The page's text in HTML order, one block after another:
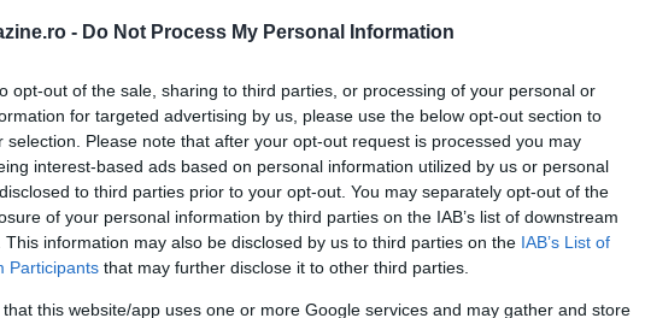
- Do Not Process My Personal Information
opt-out of the sale, sharing to third parties, or processing of your personal or
for targeted advertising by us, please use the below opt-out section to
selection. Please note that after your opt-out request is processed you may
interest-based ads based on personal information utilized by us or personal
to third parties prior to your opt-out. You may separately opt-out of the
of your personal information by third parties on the IAB’s list of downstream
This information may also be disclosed by us to third parties on the IAB’s List of
Participants that may further disclose it to other third parties.
that this website/app uses one or more Google services and may gather and store
preferată în Căutarea Google!
însă
DESTINAȚII